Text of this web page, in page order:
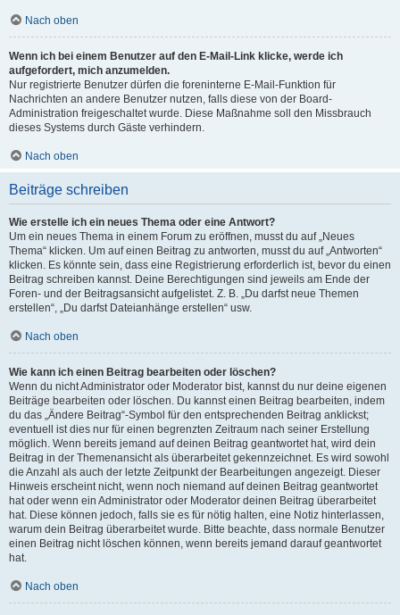
Nach oben
Wenn ich bei einem Benutzer auf den E-Mail-Link klicke, werde ich
aufgefordert, mich anzumelden.
Nur registrierte Benutzer dürfen die foreninterne E-Mail-Funktion für
Nachrichten an andere Benutzer nutzen, falls diese von der Board-
Administration freigeschaltet wurde. Diese Maßnahme soll den Missbrauch
dieses Systems durch Gäste verhindern.
Nach oben
Beiträge schreiben
Wie erstelle ich ein neues Thema oder eine Antwort?
Um ein neues Thema in einem Forum zu eröffnen, musst du auf „Neues
Thema“ klicken. Um auf einen Beitrag zu antworten, musst du auf „Antworten“
klicken. Es könnte sein, dass eine Registrierung erforderlich ist, bevor du einen
Beitrag schreiben kannst. Deine Berechtigungen sind jeweils am Ende der
Foren- und der Beitragsansicht aufgelistet. Z. B. „Du darfst neue Themen
erstellen“, „Du darfst Dateianhänge erstellen“ usw.
Nach oben
Wie kann ich einen Beitrag bearbeiten oder löschen?
Wenn du nicht Administrator oder Moderator bist, kannst du nur deine eigenen
Beiträge bearbeiten oder löschen. Du kannst einen Beitrag bearbeiten, indem
du das „Ändere Beitrag“-Symbol für den entsprechenden Beitrag anklickst;
eventuell ist dies nur für einen begrenzten Zeitraum nach seiner Erstellung
möglich. Wenn bereits jemand auf deinen Beitrag geantwortet hat, wird dein
Beitrag in der Themenansicht als überarbeitet gekennzeichnet. Es wird sowohl
die Anzahl als auch der letzte Zeitpunkt der Bearbeitungen angezeigt. Dieser
Hinweis erscheint nicht, wenn noch niemand auf deinen Beitrag geantwortet
hat oder wenn ein Administrator oder Moderator deinen Beitrag überarbeitet
hat. Diese können jedoch, falls sie es für nötig halten, eine Notiz hinterlassen,
warum dein Beitrag überarbeitet wurde. Bitte beachte, dass normale Benutzer
einen Beitrag nicht löschen können, wenn bereits jemand darauf geantwortet
hat.
Nach oben